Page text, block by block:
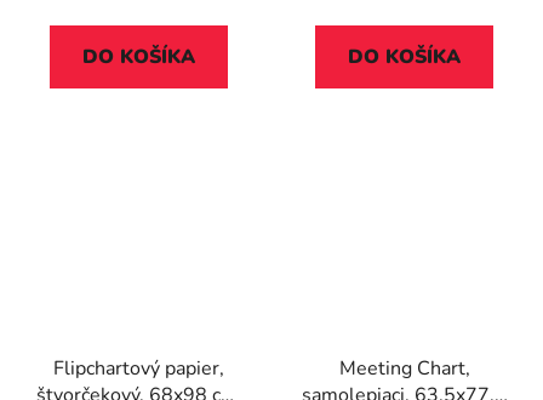
DO KOŠÍKA DO KOŠÍKA
Flipchartový papier,
Meeting Chart,